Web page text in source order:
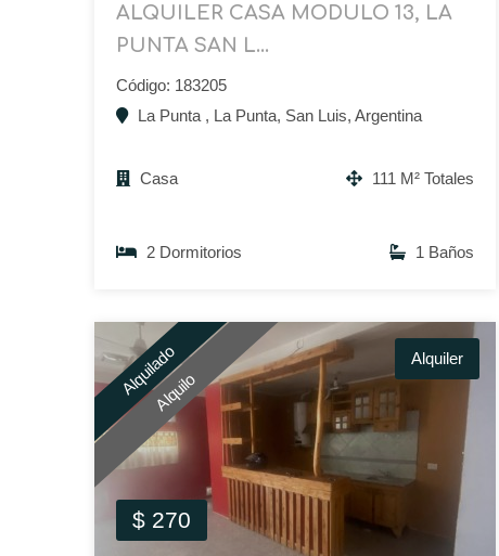
ALQUILER CASA MODULO 13, LA
PUNTA SAN L...
Código: 183205
La Punta , La Punta, San Luis, Argentina
Casa 111 M² Totales
2 Dormitorios 1 Baños
Alquilado
Alquilo
Alquiler
$ 270